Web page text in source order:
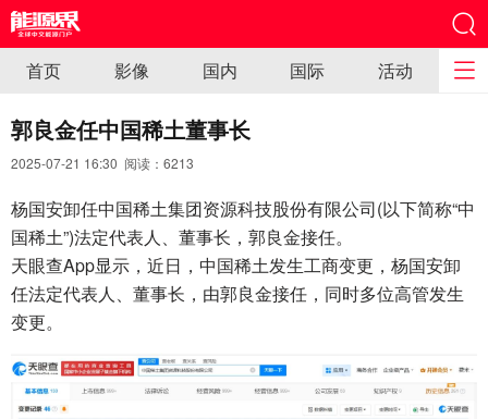
首页 影像 国内 国际 活动
郭良金任中国稀土董事长
2025-07-21 16:30 阅读： 6213
杨国安卸任中国稀土集团资源科技股份有限公司(以下简称“中
国稀土”)法定代表人、董事长，郭良金接任。
天眼查App显示，近日，中国稀土发生工商变更，杨国安卸
任法定代表人、董事长，由郭良金接任，同时多位高管发生
变更。